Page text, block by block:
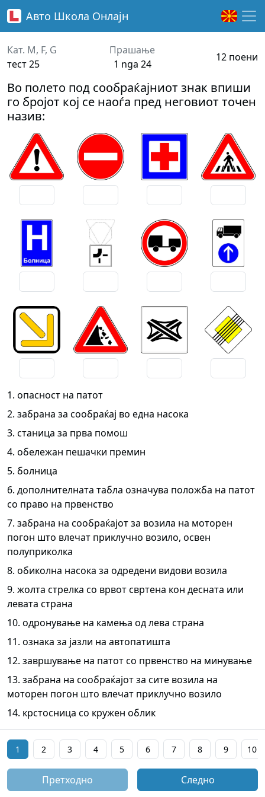
Авто Школа Онлајн
Кат. M, F, G
тест 25
Прашање
1 nga 24
12 поени
Во полето под сообраќајниот знак впиши
го бројот кој се наоѓа пред неговиот точен
назив:
1. опасност на патот
2. забрана за сообраќај во една насока
3. станица за прва помош
4. обележан пешачки премин
5. болница
6. дополнителната табла означува положба на патот
со право на првенство
7. забрана на сообраќајот за возила на моторен
погон што влечат приклучно возило, освен
полуприколка
8. обиколна насока за одредени видови возила
9. жолта стрелка со врвот свртена кон десната или
левата страна
10. одронување на камења од лева страна
11. ознака за јазли на автопатишта
12. завршување на патот со првенство на минување
13. забрана на сообраќајот за сите возила на
моторен погон што влечат приклучно возило
14. крстосница со кружен облик
1 2 3 4 5 6 7 8 9 10
Претходно Следно